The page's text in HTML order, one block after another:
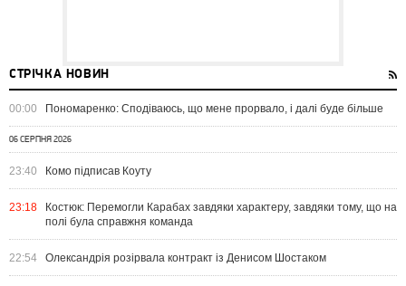
СТРІЧКА НОВИН
00:00 Пономаренко: Сподіваюсь, що мене прорвало, і далі буде більше
06 СЕРПНЯ 2026
23:40 Комо підписав Коуту
23:18
Костюк: Перемогли Карабах завдяки характеру, завдяки тому, що на
полі була справжня команда
22:54 Олександрія розірвала контракт із Денисом Шостаком